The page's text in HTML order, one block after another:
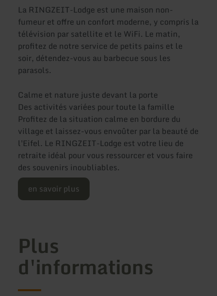
La RINGZEIT-Lodge est une maison non-
fumeur et offre un confort moderne, y compris la
télévision par satellite et le WiFi. Le matin,
profitez de notre service de petits pains et le
soir, détendez-vous au barbecue sous les
parasols.
Calme et nature juste devant la porte
Des activités variées pour toute la famille
Profitez de la situation calme en bordure du
village et laissez-vous envoûter par la beauté de
l'Eifel. Le RINGZEIT-Lodge est votre lieu de
retraite idéal pour vous ressourcer et vous faire
des souvenirs inoubliables.
en savoir plus
Plus
d'informations